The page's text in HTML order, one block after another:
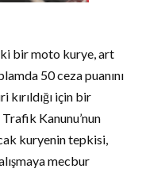
bir moto kurye, art
50 ceza puanını
için bir
Kanunu’nun
kuryenin tepkisi,
mecbur